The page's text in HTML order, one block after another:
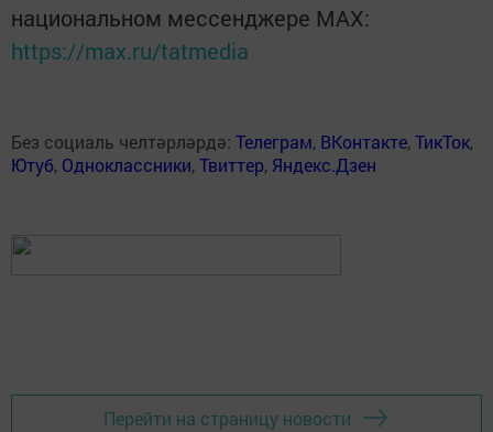
национальном мессенджере MАХ:
https://max.ru/tatmedia
Без социаль челтәрләрдә: Телеграм, ВКонтакте,ТикТок,
Ютуб, Одноклассники,Твиттер, Яндекс.Дзен
Перейти на страницу новости